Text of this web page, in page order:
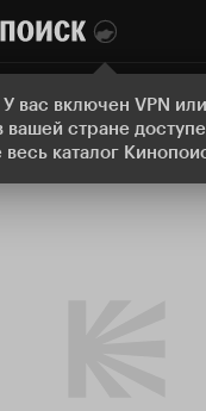
У вас включен VPN или
вашей стране
весь каталог
Онлайн-